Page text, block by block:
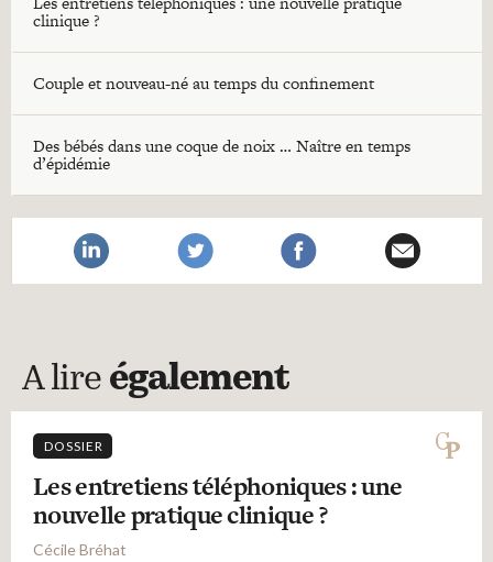
clinique ?
Couple et nouveau-né au temps du confinement
Des bébés dans une coque de noix … Naître en temps
d’épidémie
A lire également
DOSSIER
Les entretiens téléphoniques : une
nouvelle pratique clinique ?
Cécile Bréhat